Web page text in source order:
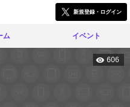
新規登録・ログイン
ム イベント
606